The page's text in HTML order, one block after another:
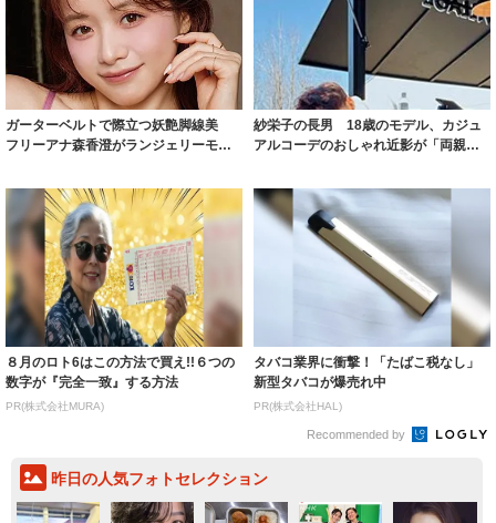
ガーターベルトで際立つ妖艶脚線美
フリーアナ森香澄がランジェリーモデ
紗栄子の長男 18歳のモデル、カジュ
アルコーデのおしゃれ近影が「両親の
８月のロト6はこの方法で買え!!６つの
数字が『完全一致』する方法
PR(株式会社MURA)
タバコ業界に衝撃！「たばこ税なし」
新型タバコが爆売れ中
PR(株式会社HAL)
Recommended by
昨日の人気フォトセレクション